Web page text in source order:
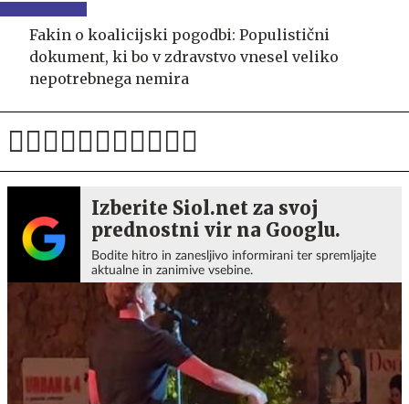
Fakin o koalicijski pogodbi: Populistični
dokument, ki bo v zdravstvo vnesel veliko
nepotrebnega nemira
Izberite Siol.net za svoj
prednostni vir na Googlu.
Bodite hitro in zanesljivo informirani ter spremljajte
aktualne in zanimive vsebine.